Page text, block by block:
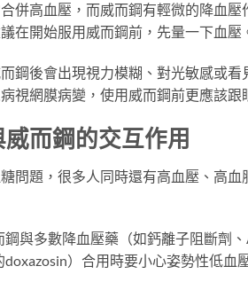
併高血壓，而威而鋼有輕微的降血
在開始服用威而鋼前，先量一下血壓
鋼後會出現視力模糊、對光敏感或
視網膜病變，使用威而鋼前更應該跟
而鋼的交互作用
問題，很多人同時還有高血壓、高
鋼與多數降血壓藥（如鈣離子阻斷劑
doxazosin）合用時要小心姿勢性低血